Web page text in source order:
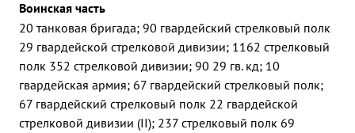
Воинская часть
20 танковая бригада; 90 гвардейский стрелковый полк
29 гвардейской стрелковой дивизии; 1162 стрелковый
полк 352 стрелковой дивизии; 90 29 гв. кд; 10
гвардейская армия; 67 гвардейский стрелковый полк;
67 гвардейский стрелковый полк 22 гвардейской
стрелковой дивизии (II); 237 стрелковый полк 69